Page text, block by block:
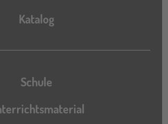
Katalog
Katalog
Schule